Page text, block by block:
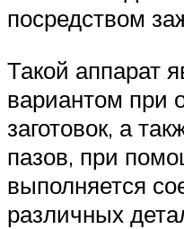
посредством
Такой аппарат
вариантом при
заготовок, а
пазов, при
выполняется
различных